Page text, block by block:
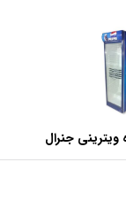
ویترینی جنرال